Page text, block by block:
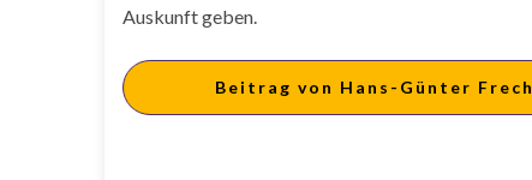
Auskunft geben.
Beitrag von Hans-Günter Frech